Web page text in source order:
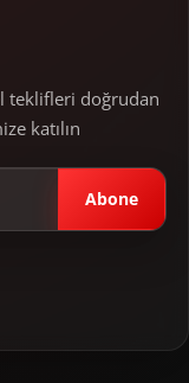
teklifleri doğrudan
katılın
Abone